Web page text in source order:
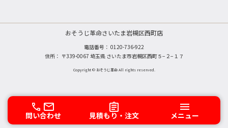
問い合わせ 見積もり・注文 メニュー
おそうじ革命さいたま岩槻区西町店
電話番号： 0120-736-922
住所： 〒339-0067 埼玉県 さいたま市岩槻区西町５−２−１７
Copyright © おそうじ革命 All rights reserved.